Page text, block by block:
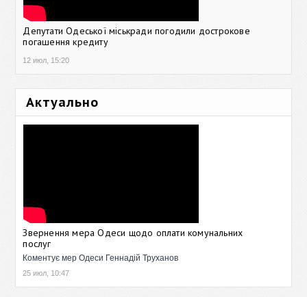
Депутати Одеської міськради погодили дострокове
погашення кредиту
12 июл, 15:20
Актуально
Звернення мера Одеси щодо оплати комунальних
послуг
Коментує мер Одеси Геннадій Труханов
25 июл, 10:47